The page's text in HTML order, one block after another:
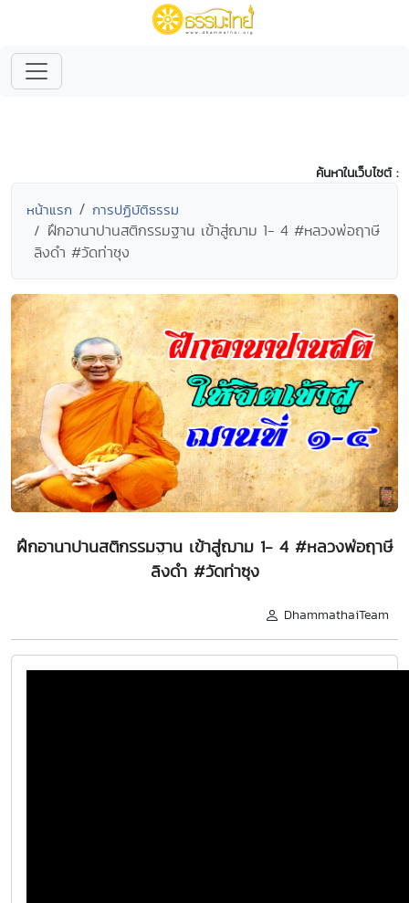
ค้นหาในเว็บไซต์ :
หน้าแรก การปฏิบัติธรรม
ฝึกอานาปานสติกรรมฐาน เข้าสู่ฌาม 1- 4 #หลวงพ่อฤาษี
ลิงดำ #วัดท่าซุง
ฝึกอานาปานสติกรรมฐาน เข้าสู่ฌาม 1- 4 #หลวงพ่อฤาษี
ลิงดำ #วัดท่าซุง
DhammathaiTeam